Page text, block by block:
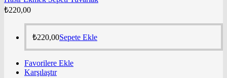
₺220,00
₺220,00Sepete Ekle
Favorilere Ekle
Karşılaştır